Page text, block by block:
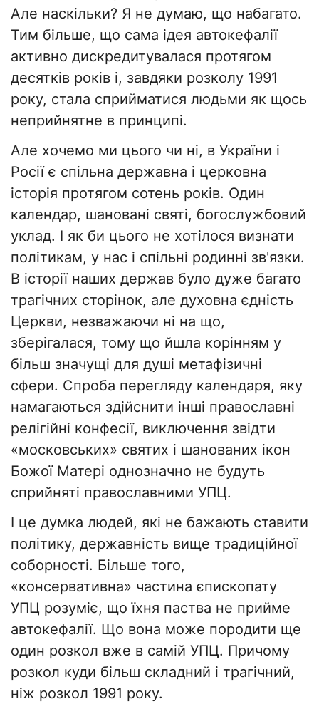
Але наскільки? Я не думаю, що набагато.
Тим більше, що сама ідея автокефалії
активно дискредитувалася протягом
десятків років і, завдяки розколу 1991
року, стала сприйматися людьми як щось
неприйнятне в принципі.
Але хочемо ми цього чи ні, в України і
Росії є спільна державна і церковна
історія протягом сотень років. Один
календар, шановані святі, богослужбовий
уклад. І як би цього не хотілося визнати
політикам, у нас і спільні родинні зв'язки.
В історії наших держав було дуже багато
трагічних сторінок, але духовна єдність
Церкви, незважаючи ні на що,
зберігалася, тому що йшла корінням у
більш значущі для душі метафізичні
сфери. Спроба перегляду календаря, яку
намагаються здійснити інші православні
релігійні конфесії, виключення звідти
«московських» святих і шанованих ікон
Божої Матері однозначно не будуть
сприйняті православними УПЦ.
І це думка людей, які не бажають ставити
політику, державність вище традиційної
соборності. Більше того,
«консервативна» частина єпископату
УПЦ розуміє, що їхня паства не прийме
автокефалії. Що вона може породити ще
один розкол вже в самій УПЦ. Причому
розкол куди більш складний і трагічний,
ніж розкол 1991 року.